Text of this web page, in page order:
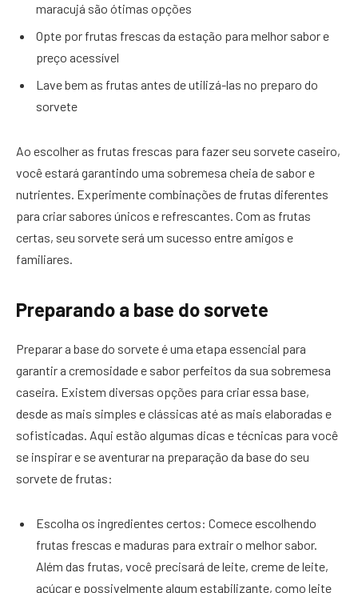
maracujá são ótimas opções
Opte por frutas frescas da estação para melhor sabor e
preço acessível
Lave bem as frutas antes de utilizá-las no preparo do
sorvete
Ao escolher as frutas frescas para fazer seu sorvete caseiro,
você estará garantindo uma sobremesa cheia de sabor e
nutrientes. Experimente combinações de frutas diferentes
para criar sabores únicos e refrescantes. Com as frutas
certas, seu sorvete será um sucesso entre amigos e
familiares.
Preparando a base do sorvete
Preparar a base do sorvete é uma etapa essencial para
garantir a cremosidade e sabor perfeitos da sua sobremesa
caseira. Existem diversas opções para criar essa base,
desde as mais simples e clássicas até as mais elaboradas e
sofisticadas. Aqui estão algumas dicas e técnicas para você
se inspirar e se aventurar na preparação da base do seu
sorvete de frutas:
Escolha os ingredientes certos: Comece escolhendo
frutas frescas e maduras para extrair o melhor sabor.
Além das frutas, você precisará de leite, creme de leite,
açúcar e possivelmente algum estabilizante, como leite